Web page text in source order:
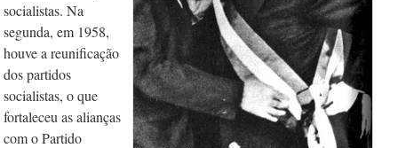
socialistas. Na
segunda, em 1958,
houve a reunificação
dos partidos
socialistas, o que
fortaleceu as alianças
com o Partido